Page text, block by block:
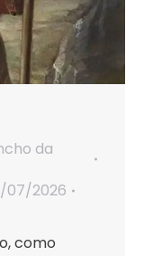
da
07/2026
como